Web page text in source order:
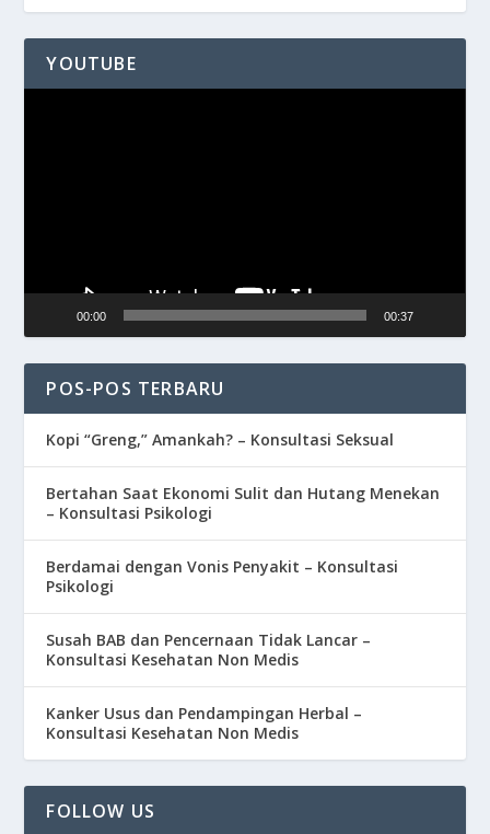
YOUTUBE
00:00 00:37
POS-POS TERBARU
Kopi “Greng,” Amankah? – Konsultasi Seksual
Bertahan Saat Ekonomi Sulit dan Hutang Menekan
– Konsultasi Psikologi
Berdamai dengan Vonis Penyakit – Konsultasi
Psikologi
Susah BAB dan Pencernaan Tidak Lancar –
Konsultasi Kesehatan Non Medis
Kanker Usus dan Pendampingan Herbal –
Konsultasi Kesehatan Non Medis
FOLLOW US